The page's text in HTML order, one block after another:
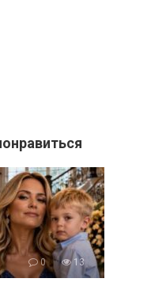
0 13